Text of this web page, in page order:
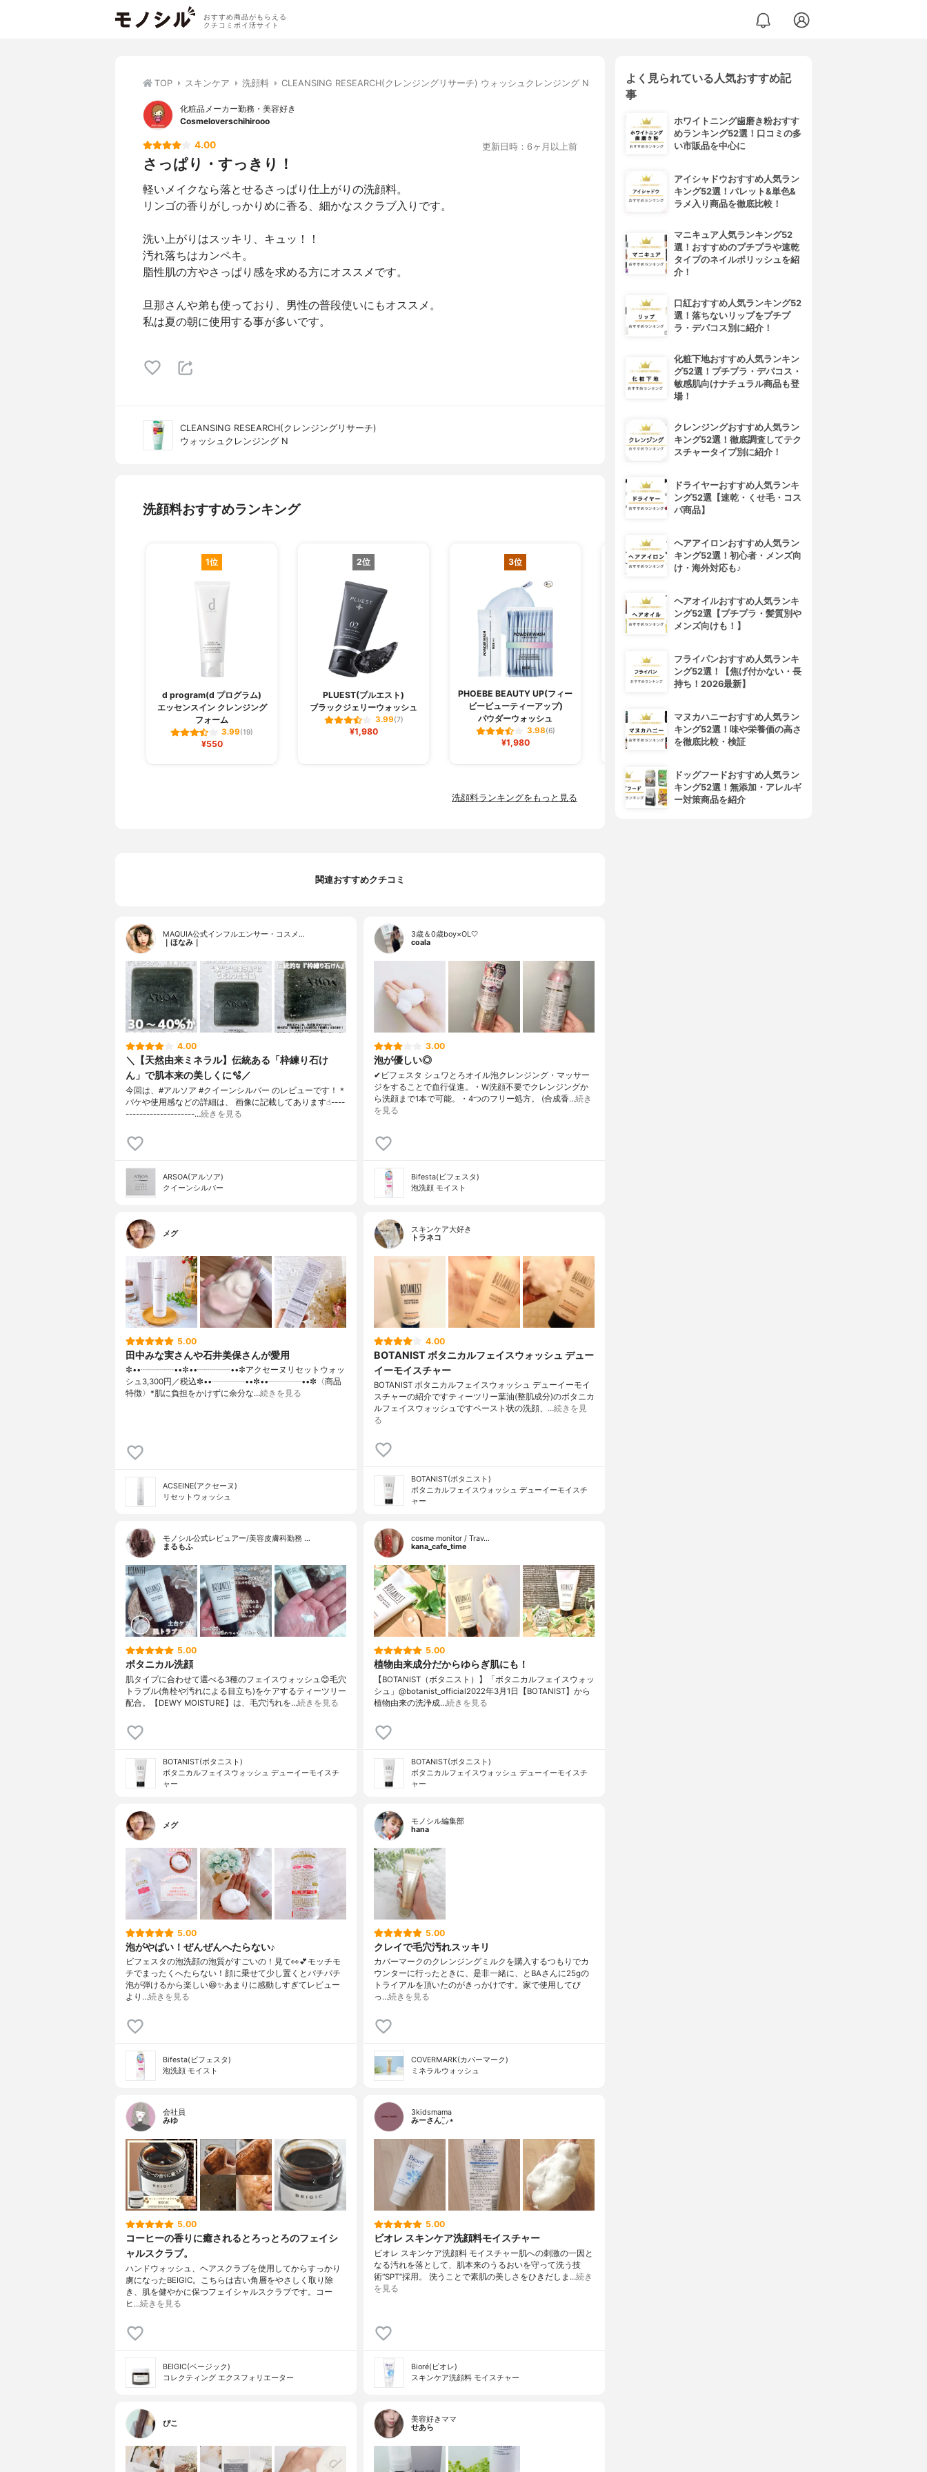
おすすめ商品がもらえる
クチコミポイ活サイト
TOP スキンケア 洗顔料 CLEANSING RESEARCH(クレンジングリサーチ) ウォッシュクレンジング N
化粧品メーカー勤務・美容好き
Cosmeloverschihirooo
4.00 更新日時：6ヶ月以上前
さっぱり・すっきり！
軽いメイクなら落とせるさっぱり仕上がりの洗顔料。
リンゴの香りがしっかりめに香る、細かなスクラブ入りです。
洗い上がりはスッキリ、キュッ！！
汚れ落ちはカンペキ。
脂性肌の方やさっぱり感を求める方にオススメです。
旦那さんや弟も使っており、男性の普段使いにもオススメ。
私は夏の朝に使用する事が多いです。
CLEANSING RESEARCH(クレンジングリサーチ)
ウォッシュクレンジング N
洗顔料おすすめランキング
1位
d program(d プログラム)
エッセンスイン クレンジング
フォーム
3.99(19)
¥550
2位
PLUEST(プルエスト)
ブラックジェリーウォッシュ
3.99(7)
¥1,980
3位
PHOEBE BEAUTY UP(フィー
ビービューティーアップ)
パウダーウォッシュ
3.98(6)
¥1,980
4位
ォッシュ
3.96(11)
¥1,680
洗顔料ランキングをもっと見る
関連おすすめクチコミ
MAQUIA公式インフルエンサー・コスメ…
｜ほなみ｜
4.00
＼【天然由来ミネラル】伝統ある「枠練り石け
ん」で肌本来の美しくに🫧／
今回は、#アルソア #クイーンシルバー のレビューです！＊
パケや使用感などの詳細は、 画像に記載してあります☝︎----
--------------------…続きを見る
ARSOA(アルソア)
クイーンシルバー
3歳＆0歳boy×OL🤍
coala
3.00
泡が優しい◎
✔︎ビフェスタ シュワとろオイル泡クレンジング・マッサー
ジをすることで血行促進。・W洗顔不要でクレンジングか
ら洗顔まで1本で可能。・4つのフリー処方。 (合成香…続き
を見る
Bifesta(ビフェスタ)
泡洗顔 モイスト
メグ
5.00
田中みな実さんや石井美保さんが愛用
✼••┈┈┈┈••✼••┈┈┈┈••✼アクセーヌリセットウォッ
シュ3,300円／税込✼••┈┈┈┈••✼••┈┈┈┈••✼〈商品
特徴〉*肌に負担をかけずに余分な…続きを見る
ACSEINE(アクセーヌ)
リセットウォッシュ
スキンケア大好き
トラネコ
4.00
BOTANIST ボタニカルフェイスウォッシュ デュー
イーモイスチャー
BOTANIST ボタニカルフェイスウォッシュ デューイーモイ
スチャーの紹介ですティーツリー葉油(整肌成分)のボタニカ
ルフェイスウォッシュですペースト状の洗顔、…続きを見
る
BOTANIST(ボタニスト)
ボタニカルフェイスウォッシュ デューイーモイスチ
ャー
モノシル公式レビュアー/美容皮膚科勤務 …
まるもふ
5.00
ボタニカル洗顔
肌タイプに合わせて選べる3種のフェイスウォッシュ😊毛穴
トラブル(角栓や汚れによる目立ち)をケアするティーツリー
配合。【DEWY MOISTURE】は、毛穴汚れを…続きを見る
BOTANIST(ボタニスト)
ボタニカルフェイスウォッシュ デューイーモイスチ
ャー
cosme monitor / Trav…
kana_cafe_time
5.00
植物由来成分だからゆらぎ肌にも！
【BOTANIST（ボタニスト）】「ボタニカルフェイスウォッ
シュ」@botanist_official2022年3月1日【BOTANIST】から
植物由来の洗浄成…続きを見る
BOTANIST(ボタニスト)
ボタニカルフェイスウォッシュ デューイーモイスチ
ャー
メグ
5.00
泡がやばい！ぜんぜんへたらない♪
ビフェスタの泡洗顔の泡質がすごいの！見て👀💕モッチモ
チでまったくへたらない！顔に乗せて少し置くとパチパチ
泡が弾けるから楽しい😆✨あまりに感動しすぎてレビュー
より…続きを見る
Bifesta(ビフェスタ)
泡洗顔 モイスト
モノシル編集部
hana
5.00
クレイで毛穴汚れスッキリ
カバーマークのクレンジングミルクを購入するつもりでカ
ウンターに行ったときに、是非一緒に、とBAさんに25gの
トライアルを頂いたのがきっかけです。家で使用してび
っ…続きを見る
COVERMARK(カバーマーク)
ミネラルウォッシュ
会社員
みゆ
5.00
コーヒーの香りに癒されるとろっとろのフェイシ
ャルスクラブ。
ハンドウォッシュ、ヘアスクラブを使用してからすっかり
虜になったBEIGIC。こちらは古い角層をやさしく取り除
き、肌を健やかに保つフェイシャルスクラブです。コー
ヒ…続きを見る
BEIGIC(ベージック)
コレクティング エクスフォリエーター
3kidsmama
みーさん¨̮⸝⋆
5.00
ビオレ スキンケア洗顔料モイスチャー
ビオレ スキンケア洗顔料 モイスチャー肌への刺激の一因と
なる汚れを落として、肌本来のうるおいを守って洗う技
術“SPT”採用。 洗うことで素肌の美しさをひきだしま…続き
を見る
Bioré(ビオレ)
スキンケア洗顔料 モイスチャー
ぴこ
美容好きママ
せあら
よく見られている人気おすすめ記
事
ホワイトニング歯磨き粉おすす
めランキング52選！口コミの多
い市販品を中心に
アイシャドウおすすめ人気ラン
キング52選！パレット&単色&
ラメ入り商品を徹底比較！
マニキュア人気ランキング52
選！おすすめのプチプラや速乾
タイプのネイルポリッシュを紹
介！
口紅おすすめ人気ランキング52
選！落ちないリップをプチプ
ラ・デパコス別に紹介！
化粧下地おすすめ人気ランキン
グ52選！プチプラ・デパコス・
敏感肌向けナチュラル商品も登
場！
クレンジングおすすめ人気ラン
キング52選！徹底調査してテク
スチャータイプ別に紹介！
ドライヤーおすすめ人気ランキ
ング52選【速乾・くせ毛・コス
パ商品】
ヘアアイロンおすすめ人気ラン
キング52選！初心者・メンズ向
け・海外対応も♪
ヘアオイルおすすめ人気ランキ
ング52選【プチプラ・髪質別や
メンズ向けも！】
フライパンおすすめ人気ランキ
ング52選！【焦げ付かない・長
持ち！2026最新】
マヌカハニーおすすめ人気ラン
キング52選！味や栄養価の高さ
を徹底比較・検証
ドッグフードおすすめ人気ラン
キング52選！無添加・アレルギ
ー対策商品を紹介